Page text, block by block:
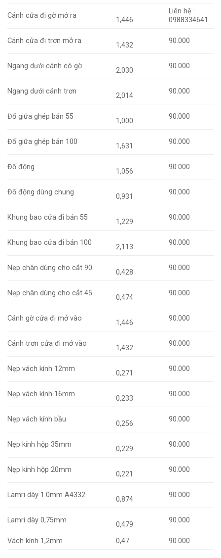
Cánh cửa đi gờ mở ra
1,446
Liên hệ :
0988334641
Cánh cửa đi trơn mở ra
1,432
90.000
Ngang dưới cánh có gờ
2,030
90.000
Ngang dưới cánh trơn
2,014
90.000
Đố giữa ghép bản 55
1,000
90.000
Đố giữa ghép bản 100
1,631
90.000
Đố động
1,056
90.000
Đố động dùng chung
0,931
90.000
Khung bao cửa đi bản 55
1,229
90.000
Khung bao cửa đi bản 100
2,113
90.000
Nẹp chân dùng cho cắt 90
0,428
90.000
Nẹp chân dùng cho cắt 45
0,474
90.000
Cánh gờ cửa đi mở vào
1,446
90.000
Cánh trơn cửa đi mở vào
1,432
90.000
Nẹp vách kính 12mm
0,271
90.000
Nẹp vách kính 16mm
0,233
90.000
Nẹp vách kính bầu
0,256
90.000
Nẹp kính hộp 35mm
0,229
90.000
Nẹp kính hộp 20mm
0,221
90.000
Lamri dày 1.0mm A4332
0,874
90.000
Lamri dày 0,75mm
0,479
90.000
Vách kính 1,2mm 0,47 90.000